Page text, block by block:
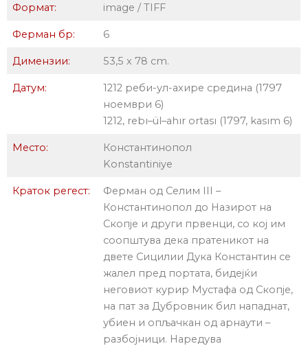
Формат: image / TIFF
Ферман бр: 6
Димензии: 53,5 x 78 cm.
Датум:
1212 реби-ул-ахире средина (1797
ноември 6)
1212, rebı–ül–ahır ortası (1797, kasım 6)
Место:
Константинопол
Konstantiniye
Краток регест:
Ферман од Селим III –
Константинопол до Назирот на
Скопје и други првенци, со кој им
соопштува дека пратеникот на
двете Сицилии Дука Константин се
жалел пред портата, бидејќи
неговиот курир Мустафа од Скопје,
на пат за Дубровник бил нападнат,
убиен и опљачкан од арнаути –
разбојници. Наредува